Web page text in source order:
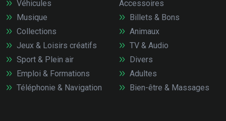
Véhicules
Accessoires
Musique
Collections
Jeux & Loisirs créatifs
Sport & Plein air
Emploi & Formations
Téléphonie & Navigation
Billets & Bons
Animaux
TV & Audio
Divers
Adultes
Bien-être & Massages